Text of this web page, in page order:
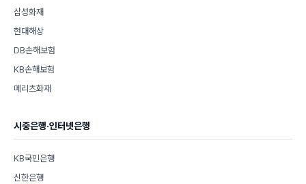
삼성화재
현대해상
DB손해보험
KB손해보험
메리츠화재
시중은행·인터넷은행
KB국민은행
신한은행